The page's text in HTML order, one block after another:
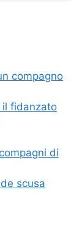
compagno
il fidanzato
di
scusa